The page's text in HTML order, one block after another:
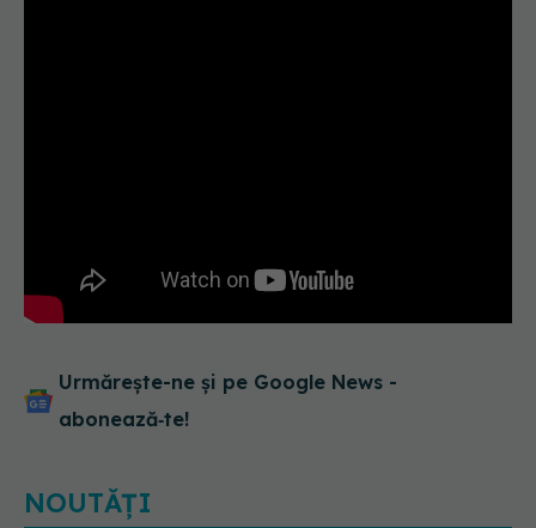
Urmărește-ne și pe Google News -
abonează‑te!
NOUTĂȚI